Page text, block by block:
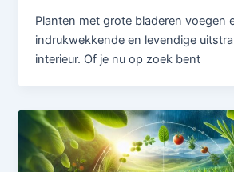
Planten met grote bladeren voegen
indrukwekkende en levendige
interieur. Of je nu op zoek bent